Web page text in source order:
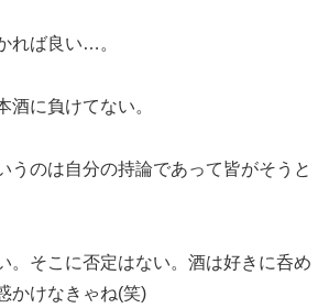
れば良い…。
酒に負けてない。
うのは自分の持論であって皆がそうと
。そこに否定はない。酒は好きに呑め
かけなきゃね(笑)